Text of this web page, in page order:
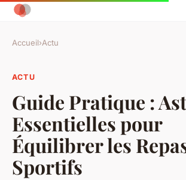
Accueil›Actu
ACTU
Guide Pratique :
Essentielles pour
Équilibrer les
Sportifs